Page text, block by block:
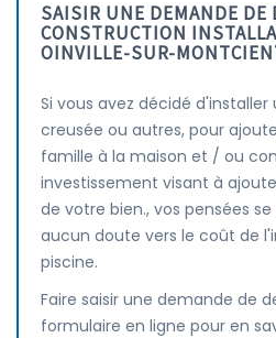
SAISIR UNE DEMANDE DE
CONSTRUCTION
OINVILLE-SUR-
Si vous avez décidé
creusée ou autres, pour
famille à la maison et / ou
investissement visant à
de votre bien., vos pensées
aucun doute vers le coût de
piscine.
Faire saisir une demande de
formulaire en ligne pour en